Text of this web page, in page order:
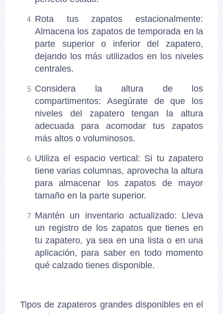
Rota tus zapatos estacionalmente:
Almacena los zapatos de temporada en la
parte superior o inferior del zapatero,
dejando los más utilizados en los niveles
centrales.
Considera la altura de los
compartimentos: Asegúrate de que los
niveles del zapatero tengan la altura
adecuada para acomodar tus zapatos
más altos o voluminosos.
Utiliza el espacio vertical : Si tu zapatero
tiene varias columnas, aprovecha la altura
para almacenar los zapatos de mayor
tamaño en la parte superior.
Mantén un inventario actualizado: Lleva
un registro de los zapatos que tienes en
tu zapatero, ya sea en una lista o en una
aplicación, para saber en todo momento
qué calzado tienes disponible.
Tipos de zapateros grandes disponibles en el